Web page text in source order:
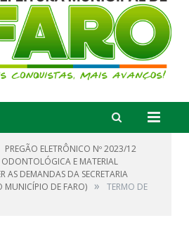
PREGÃO ELETRÔNICO Nº 2023/12
E MATERIAL
AS DEMANDAS DA SECRETARIA
MUNICÍPIO DE FARO) »
TERMO DE